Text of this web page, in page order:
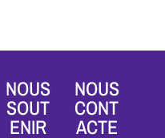
NOUS
SOUT
ENIR
NOUS
CONT
ACTE